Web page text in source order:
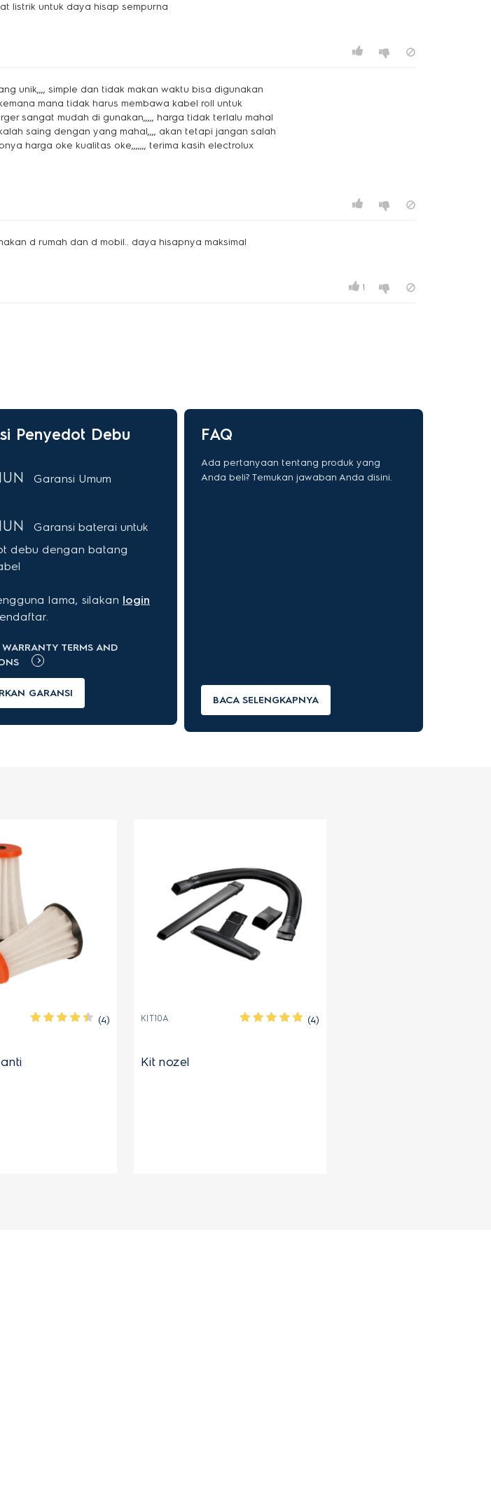
listrik untuk daya hisap sempurna
unik,,,, simple dan tidak makan waktu bisa digunakan
mana tidak harus membawa kabel roll untuk
sangat mudah di gunakan,,,,, harga tidak terlalu mahal
saing dengan yang mahal,,,, akan tetapi jangan salah
harga oke kualitas oke,,,,,,, terima kasih electrolux
d rumah dan d mobil.. daya hisapnya maksimal
1
Penyedot Debu
Garansi Umum
Garansi baterai untuk
debu dengan batang
lama, silakan login
WARRANTY TERMS AND
GARANSI
FAQ
Ada pertanyaan tentang produk yang
Anda beli? Temukan jawaban Anda disini.
BACA SELENGKAPNYA
(4) KIT10A (4)
Kit nozel